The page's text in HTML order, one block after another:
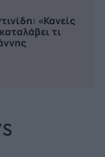
«Κανείς
τι